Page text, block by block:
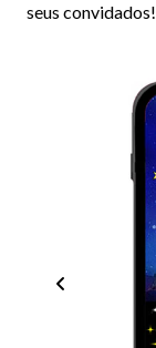
seus convidados!